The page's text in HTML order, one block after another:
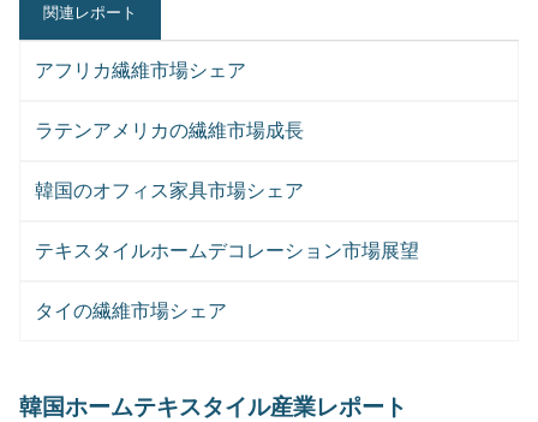
関連レポート
アフリカ繊維市場シェア
ラテンアメリカの繊維市場成長
韓国のオフィス家具市場シェア
テキスタイルホームデコレーション市場展望
タイの繊維市場シェア
韓国ホームテキスタイル産業レポート